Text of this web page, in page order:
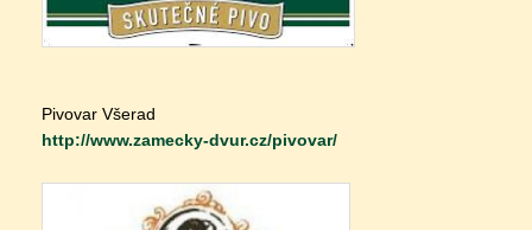
Pivovar Všerad
http://www.zamecky-dvur.cz/pivovar/